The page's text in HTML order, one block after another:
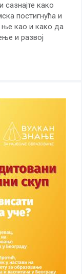
како
постигнућа и
ње као и како да
и развој